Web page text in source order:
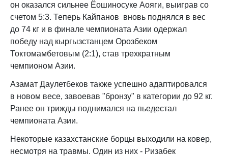
он оказался сильнее Ёошиносуке Аояги, выиграв со
счетом 5:3. Теперь Кайпанов вновь поднялся в вес
до 74 кг и в финале чемпионата Азии одержал
победу над кыргызстанцем Орозбеком
Токтомамбетовым (2:1), став трехкратным
чемпионом Азии.
Азамат Даулетбеков также успешно адаптировался
в новом весе, завоевав "бронзу" в категории до 92 кг.
Ранее он трижды поднимался на пьедестал
чемпионата Азии.
Некоторые казахстанские борцы выходили на ковер,
несмотря на травмы. Один из них - Ризабек